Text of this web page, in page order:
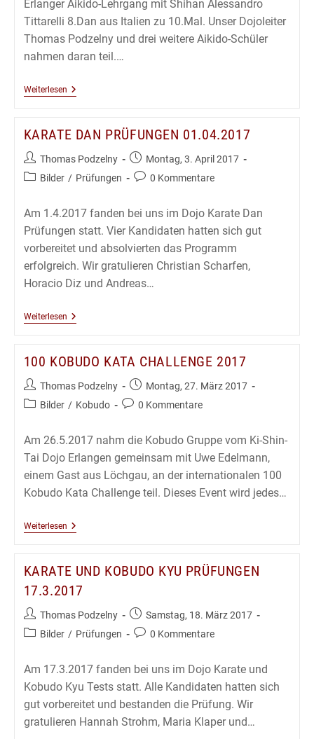
Erlanger Aikido-Lehrgang mit Shihan Alessandro
Tittarelli 8.Dan aus Italien zu 10.Mal. Unser Dojoleiter
Thomas Podzelny und drei weitere Aikido-Schüler
nahmen daran teil.…
WeiterlesenAikido
Tittarelli
In
2017
KARATE DAN PRÜFUNGEN 01.04.2017
Beitrags-
Autor:
Thomas Podzelny
Beitrag
veröffentlicht:
Montag, 3. April 2017
Beitrags-
Bilder / Prüfungen
Beitrags-
0 Kommentare
Am 1.4.2017 fanden bei uns im Dojo Karate Dan
Prüfungen statt. Vier Kandidaten hatten sich gut
vorbereitet und absolvierten das Programm
erfolgreich. Wir gratulieren Christian Scharfen,
Horacio Diz und Andreas…
WeiterlesenKarate
100 KOBUDO KATA CHALLENGE 2017
Beitrags-
Autor:
Thomas Podzelny
Beitrag
veröffentlicht:
Montag, 27. März 2017
Beitrags-
Bilder / Kobudo
Beitrags-
0 Kommentare
Am 26.5.2017 nahm die Kobudo Gruppe vom Ki-Shin-
Tai Dojo Erlangen gemeinsam mit Uwe Edelmann,
einem Gast aus Löchgau, an der internationalen 100
Kobudo Kata Challenge teil. Dieses Event wird jedes…
Weiterlesen100
2017
KARATE UND KOBUDO KYU PRÜFUNGEN
17.3.2017
Beitrags-
Autor:
Thomas Podzelny
Beitrag
veröffentlicht:
Samstag, 18. März 2017
Beitrags-
Bilder / Prüfungen
Beitrags-
0 Kommentare
Am 17.3.2017 fanden bei uns im Dojo Karate und
Kobudo Kyu Tests statt. Alle Kandidaten hatten sich
gut vorbereitet und bestanden die Prüfung. Wir
gratulieren Hannah Strohm, Maria Klaper und…